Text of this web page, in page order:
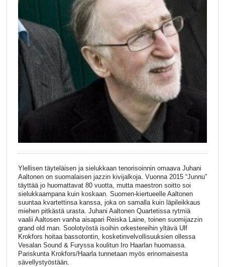
Ylellisen täyteläisen ja sielukkaan tenorisoinnin omaava Juhani
Aaltonen on suomalaisen jazzin kivijalkoja. Vuonna 2015 “Junnu”
täyttää jo huomattavat 80 vuotta, mutta maestron soitto soi
sielukkaampana kuin koskaan. Suomen-kiertueelle Aaltonen
suuntaa kvartettinsa kanssa, joka on samalla kuin läpileikkaus
miehen pitkästä urasta. Juhani Aaltonen Quartetissa rytmiä
vaalii Aaltosen vanha aisapari Reiska Laine, toinen suomijazzin
grand old man. Soolotyöstä isoihin orkestereihin yltävä Ulf
Krokfors hoitaa bassotontin, kosketinvelvollisuuksien ollessa
Vesalan Sound & Furyssa koulitun Iro Haarlan huomassa.
Pariskunta Krokfors/Haarla tunnetaan myös erinomaisesta
sävellystyöstään.